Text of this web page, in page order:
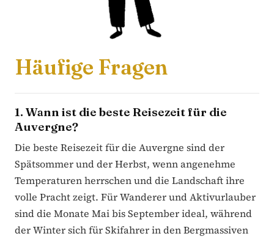
Häufige Fragen
1. Wann ist die beste Reisezeit für die
Auvergne?
Die beste Reisezeit für die Auvergne sind der
Spätsommer und der Herbst, wenn angenehme
Temperaturen herrschen und die Landschaft ihre
volle Pracht zeigt. Für Wanderer und Aktivurlauber
sind die Monate Mai bis September ideal, während
der Winter sich für Skifahrer in den Bergmassiven